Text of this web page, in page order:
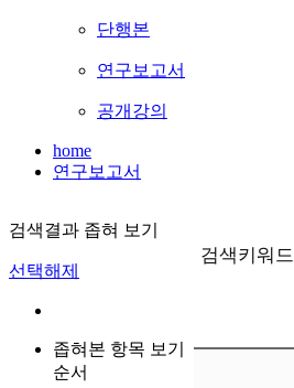
단행본
연구보고서
공개강의
home
연구보고서
검색결과 좁혀 보기
선택해제
좁혀본 항목 보기
순서
검색키워드